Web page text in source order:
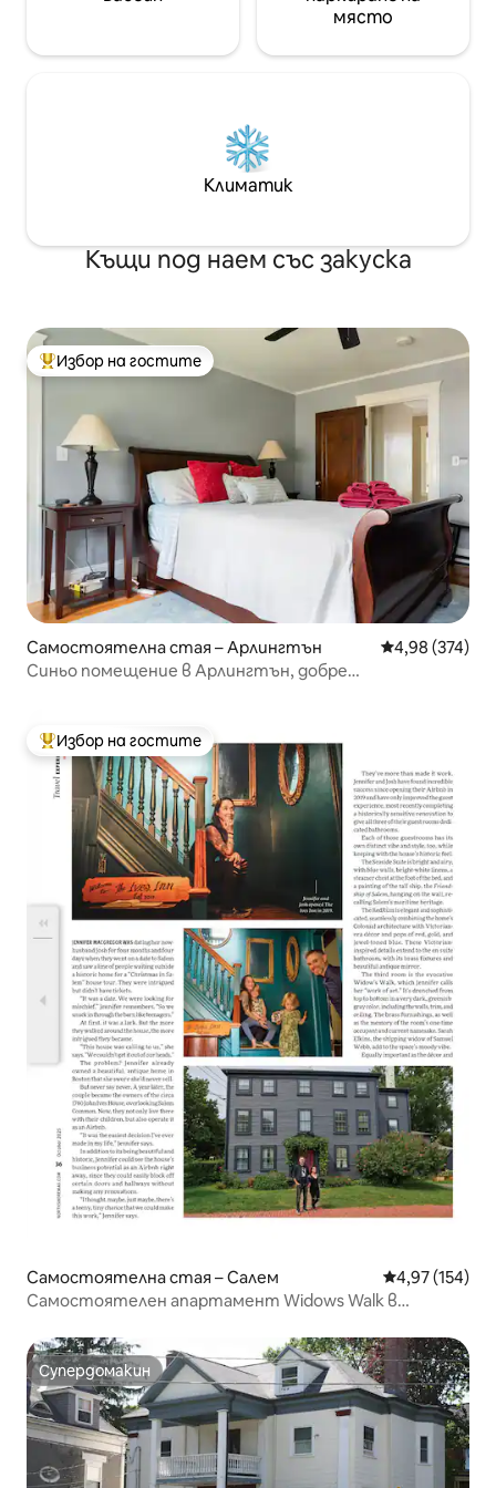
място
Климатик
Къщи под наем със закуска
Най-популярен избор на гостите
Избор на гостите
Самостоятелна стая – Арлингтън Средна
4,98 (374)
Синьо помещение в Арлингтън, добре
Най-популярен избор на гостите
Избор на гостите
Самостоятелна стая – Салем Средна
4,97 (154)
Самостоятелен апартамент Widows Walk в
Супердомакин
Супердомакин